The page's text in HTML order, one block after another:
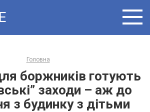
Головна
боржників готують
заходи – аж до
з будинку з дітьми